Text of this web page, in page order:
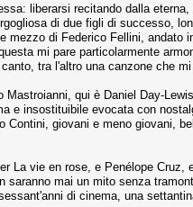
liberarsi recitando dalla
di due figli di successo,
di Federico Fellini,
mi pare particolarmente
tra l'altro una canzone che
qui è Daniel Day-
e insostituibile evocata con
giovani e meno giovani,
La vie en rose, e Penélope
mai un mito senza
di cinema, una